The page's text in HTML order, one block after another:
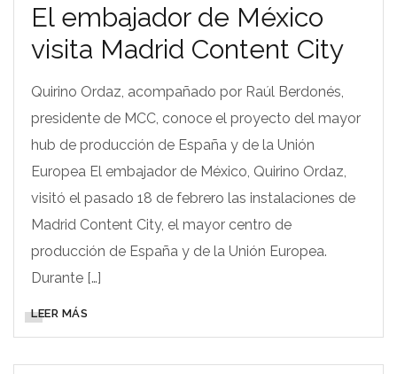
El embajador de México
visita Madrid Content City
Quirino Ordaz, acompañado por Raúl Berdonés,
presidente de MCC, conoce el proyecto del mayor
hub de producción de España y de la Unión
Europea El embajador de México, Quirino Ordaz,
visitó el pasado 18 de febrero las instalaciones de
Madrid Content City, el mayor centro de
producción de España y de la Unión Europea.
Durante […]
LEER MÁS